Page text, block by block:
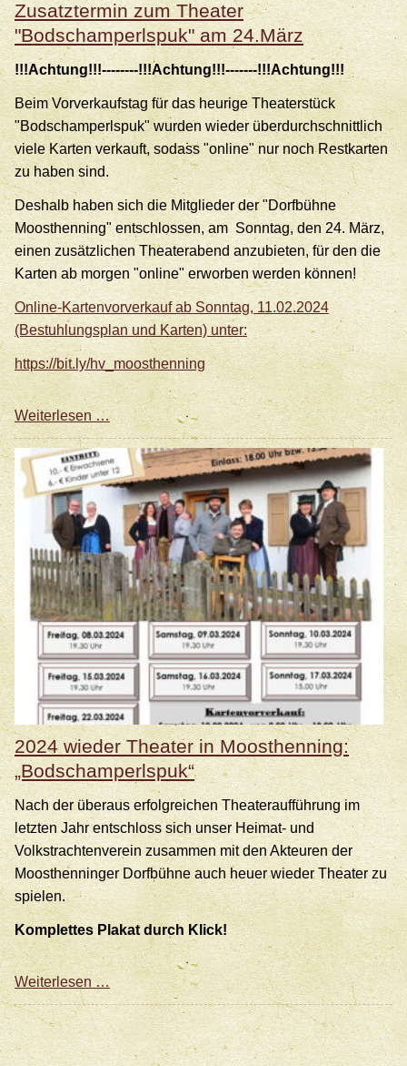
Zusatztermin zum Theater
"Bodschamperlspuk" am 24.März
!!!Achtung!!!--------!!!Achtung!!!-------!!!Achtung!!!
Beim Vorverkaufstag für das heurige Theaterstück
"Bodschamperlspuk" wurden wieder überdurchschnittlich
viele Karten verkauft, sodass "online" nur noch Restkarten
zu haben sind.
Deshalb haben sich die Mitglieder der "Dorfbühne
Moosthenning" entschlossen, am Sonntag, den 24. März,
einen zusätzlichen Theaterabend anzubieten, für den die
Karten ab morgen "online" erworben werden können!
Online-Kartenvorverkauf ab Sonntag, 11.02.2024
(Bestuhlungsplan und Karten) unter:
https://bit.ly/hv_moosthenning
Weiterlesen …Zusatztermin
zum
Theater
"Bodschamperlspuk"
am
24.März
2024 wieder Theater in Moosthenning:
„Bodschamperlspuk“
Nach der überaus erfolgreichen Theateraufführung im
letzten Jahr entschloss sich unser Heimat- und
Volkstrachtenverein zusammen mit den Akteuren der
Moosthenninger Dorfbühne auch heuer wieder Theater zu
spielen.
Komplettes Plakat durch Klick!
Weiterlesen … 2024
wieder
Theater
in